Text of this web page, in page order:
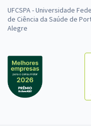
UFCSPA - Universidade
de Ciência da Saúde de
Alegre